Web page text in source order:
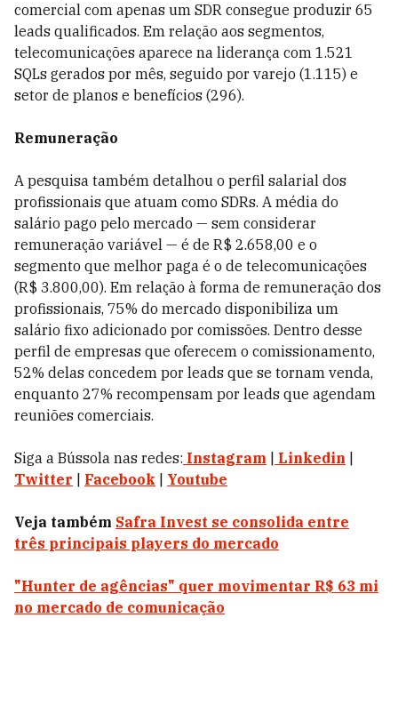
comercial com apenas um SDR consegue produzir 65
leads qualificados. Em relação aos segmentos,
telecomunicações aparece na liderança com 1.521
SQLs gerados por mês, seguido por varejo (1.115) e
setor de planos e benefícios (296).
Remuneração
A pesquisa também detalhou o perfil salarial dos
profissionais que atuam como SDRs. A média do
salário pago pelo mercado — sem considerar
remuneração variável — é de R$ 2.658,00 e o
segmento que melhor paga é o de telecomunicações
(R$ 3.800,00). Em relação à forma de remuneração dos
profissionais, 75% do mercado disponibiliza um
salário fixo adicionado por comissões. Dentro desse
perfil de empresas que oferecem o comissionamento,
52% delas concedem por leads que se tornam venda,
enquanto 27% recompensam por leads que agendam
reuniões comerciais.
Siga a Bússola nas redes: Instagram Linkedin
Twitter
Facebook Youtube
Veja também Safra Invest se consolida entre
três principais players do mercado
"Hunter de agências" quer movimentar R$ 63 mi
no mercado de comunicação